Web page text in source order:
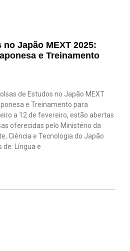
Japão MEXT 2025:
e Treinamento
de Estudos no Japão MEXT
e Treinamento para
a 12 de fevereiro, estão abertas
oferecidas pelo Ministério da
Ciência e Tecnologia do Japão
de: Língua e